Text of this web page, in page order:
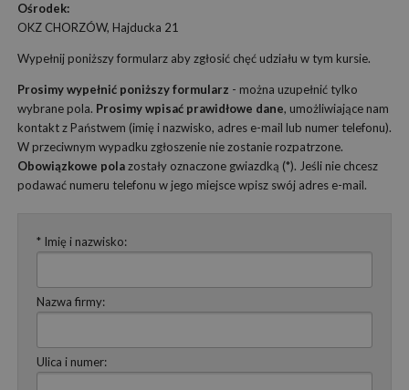
Ośrodek:
OKZ CHORZÓW, Hajducka 21
Wypełnij poniższy formularz aby zgłosić chęć udziału w tym kursie.
Prosimy wypełnić poniższy formularz - można uzupełnić tylko
wybrane pola. Prosimy wpisać prawidłowe dane, umożliwiające nam
kontakt z Państwem (imię i nazwisko, adres e-mail lub numer telefonu).
W przeciwnym wypadku zgłoszenie nie zostanie rozpatrzone.
Obowiązkowe polazostały oznaczone gwiazdką (*). Jeśli nie chcesz
podawać numeru telefonu w jego miejsce wpisz swój adres e-mail.
* Imię i nazwisko:
Nazwa firmy:
Ulica i numer: